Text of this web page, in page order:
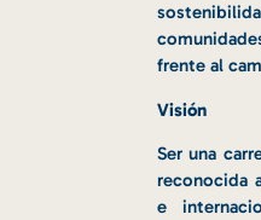
frente al
Visión
Ser una
reconocida
e